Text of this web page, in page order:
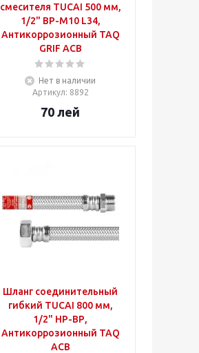
смесителя TUCAI 500 мм,
1/2" ВР-М10 L34,
Антикоррозионный TAQ
GRIF ACB
Нет в наличии
Артикул: 8892
70 лей
Шланг соединительный
гибкий TUCAI 800 мм,
1/2" НР-ВР,
Антикоррозионный TAQ
ACB